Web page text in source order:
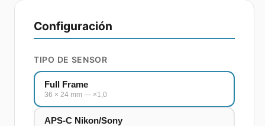
Configuración
TIPO DE SENSOR
Full Frame
36 × 24 mm — ×1,0
APS-C Nikon/Sony